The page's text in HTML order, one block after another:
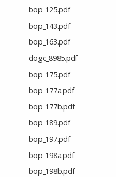
bop_125.pdf
bop_143.pdf
bop_163.pdf
dogc_8985.pdf
bop_175.pdf
bop_177a.pdf
bop_177b.pdf
bop_189.pdf
bop_197.pdf
bop_198a.pdf
bop_198b.pdf